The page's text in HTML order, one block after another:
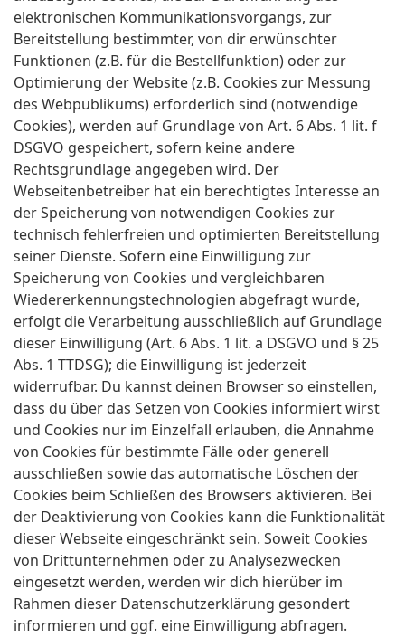
elektronischen Kommunikationsvorgangs, zur
Bereitstellung bestimmter, von dir erwünschter
Funktionen (z.B. für die Bestellfunktion) oder zur
Optimierung der Website (z.B. Cookies zur Messung
des Webpublikums) erforderlich sind (notwendige
Cookies), werden auf Grundlage von Art. 6 Abs. 1 lit. f
DSGVO gespeichert, sofern keine andere
Rechtsgrundlage angegeben wird. Der
Webseitenbetreiber hat ein berechtigtes Interesse an
der Speicherung von notwendigen Cookies zur
technisch fehlerfreien und optimierten Bereitstellung
seiner Dienste. Sofern eine Einwilligung zur
Speicherung von Cookies und vergleichbaren
Wiedererkennungstechnologien abgefragt wurde,
erfolgt die Verarbeitung ausschließlich auf Grundlage
dieser Einwilligung (Art. 6 Abs. 1 lit. a DSGVO und § 25
Abs. 1 TTDSG); die Einwilligung ist jederzeit
widerrufbar. Du kannst deinen Browser so einstellen,
dass du über das Setzen von Cookies informiert wirst
und Cookies nur im Einzelfall erlauben, die Annahme
von Cookies für bestimmte Fälle oder generell
ausschließen sowie das automatische Löschen der
Cookies beim Schließen des Browsers aktivieren. Bei
der Deaktivierung von Cookies kann die Funktionalität
dieser Webseite eingeschränkt sein. Soweit Cookies
von Drittunternehmen oder zu Analysezwecken
eingesetzt werden, werden wir dich hierüber im
Rahmen dieser Datenschutzerklärung gesondert
informieren und ggf. eine Einwilligung abfragen.